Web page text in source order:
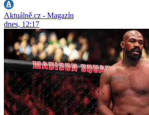
Aktuálně.cz - Magazín
dnes, 12:17